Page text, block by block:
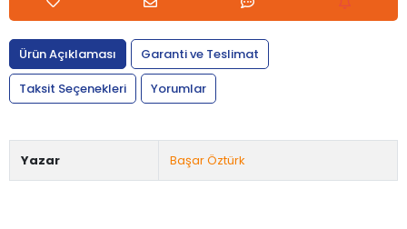
Ürün Açıklaması
Garanti ve Teslimat
Taksit Seçenekleri
Yorumlar
Yazar Başar Öztürk